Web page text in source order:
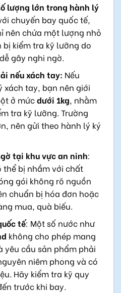
lượng lớn trong hành lý
chuyến bay quốc tế,
nên chứa một lượng nhỏ
kiểm tra kỹ lưỡng do
gây nghi ngờ.
nếu xách tay: Nếu
xách tay, bạn nên giới
ở mứcdưới 1kg, nhằm
tra kỹ lưỡng. Trường
nên gửi theo hành lý ký
tại khu vực an ninh:
thể bị nhầm với chất
gói không rõ nguồn
chuẩn bị hóa đơn hoặc
mua, quà biếu.
tế: Một số nước như
không cho phép mang
yêu cầu sản phẩm phải
niêm phong và có
Hãy kiểm tra kỹ quy
trước khi bay.